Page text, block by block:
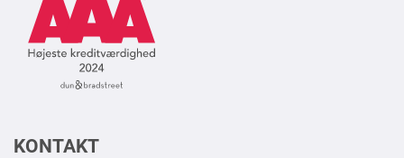
KONTAKT